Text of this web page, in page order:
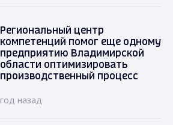
Региональный центр
компетенций помог еще одному
предприятию Владимирской
области оптимизировать
производственный процесс
год назад